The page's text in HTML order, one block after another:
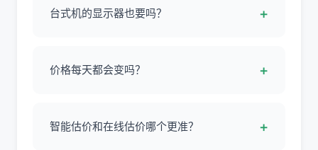
卖，不会产生任何费用。
台式机的显示器也要吗？ +
时备注，工程师会一并评估。
价格每天都会变吗？ +
单，避免错过好价格。
智能估价和在线估价哪个更准？ +